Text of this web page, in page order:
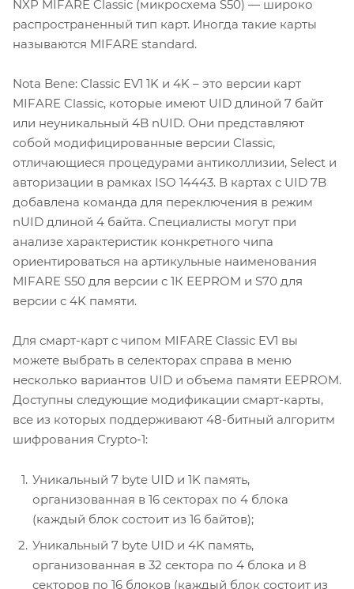
NXP MIFARE Classic (микросхема S50) — широко
распространенный тип карт. Иногда такие карты
называются MIFARE standard.
Nota Bene: Classic EV1 1K и 4K – это версии карт
MIFARE Classic, которые имеют UID длиной 7 байт
или неуникальный 4B nUID. Они представляют
собой модифицированные версии Classic,
отличающиеся процедурами антиколлизии, Select и
авторизации в рамках ISO 14443. В картах с UID 7B
добавлена команда для переключения в режим
nUID длиной 4 байта. Специалисты могут при
анализе характеристик конкретного чипа
ориентироваться на артикульные наименования
MIFARE S50 для версии с 1К EEPROM и S70 для
версии с 4K памяти.
Для смарт-карт с чипом MIFARE Classic EV1 вы
можете выбрать в селекторах справа в меню
несколько вариантов UID и объема памяти EEPROM.
Доступны следующие модификации смарт-карты,
все из которых поддерживают 48-битный алгоритм
шифрования Crypto-1:
Уникальный 7 byte UID и 1K память,
организованная в 16 секторах по 4 блока
(каждый блок состоит из 16 байтов);
Уникальный 7 byte UID и 4K память,
организованная в 32 сектора по 4 блока и 8
секторов по 16 блоков (каждый блок состоит из